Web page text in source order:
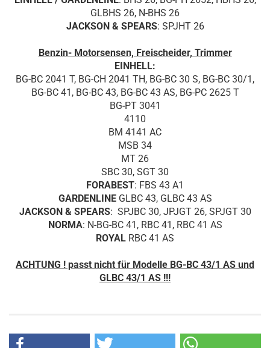
GLBHS 26, N-BHS 26
JACKSON & SPEARS: SPJHT 26
Benzin- Motorsensen, Freischeider, Trimmer
EINHELL:
BG-BC 2041 T, BG-CH 2041 TH, BG-BC 30 S, BG-BC 30/1,
BG-BC 41, BG-BC 43, BG-BC 43 AS, BG-PC 2625 T
BG-PT 3041
4110
BM 4141 AC
MSB 34
MT 26
SBC 30, SGT 30
FORABEST: FBS 43 A1
GARDENLINEGLBC 43, GLBC 43 AS
JACKSON & SPEARS: SPJBC 30, JPJGT 26, SPJGT 30
NORMA: N-BG-BC 41, RBC 41, RBC 41 AS
ROYAL RBC 41 AS
ACHTUNG ! passt nicht für Modelle BG-BC 43/1 AS und
GLBC 43/1 AS !!!